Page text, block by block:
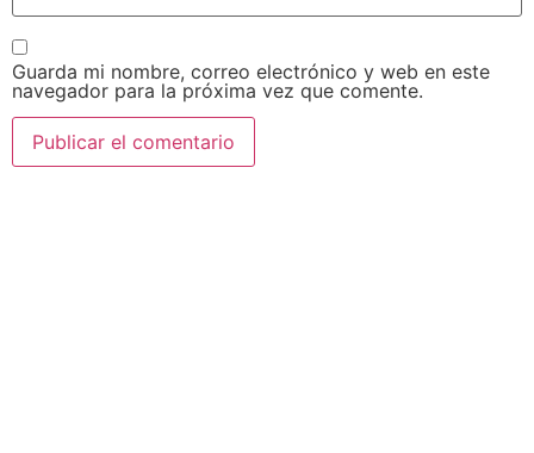
Guarda mi nombre, correo electrónico y web en este
navegador para la próxima vez que comente.